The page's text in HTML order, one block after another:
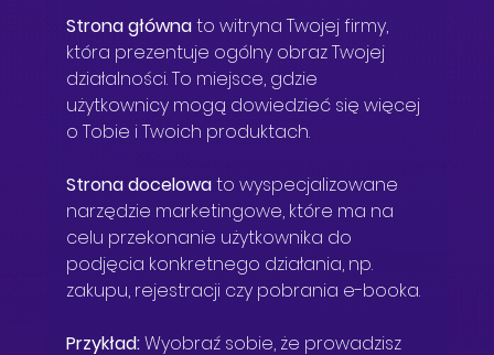
Strona główna to witryna Twojej firmy,
która prezentuje ogólny obraz Twojej
działalności. To miejsce, gdzie
użytkownicy mogą dowiedzieć się więcej
o Tobie i Twoich produktach.
Strona docelowa to wyspecjalizowane
narzędzie marketingowe, które ma na
celu przekonanie użytkownika do
podjęcia konkretnego działania, np.
zakupu, rejestracji czy pobrania e-booka.
Przykład: Wyobraź sobie, że prowadzisz